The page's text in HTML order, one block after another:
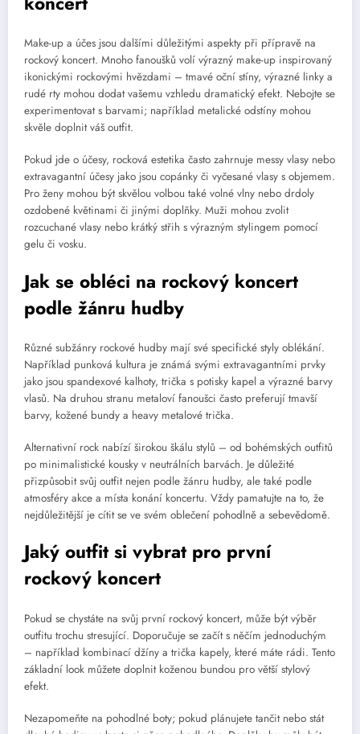
Make-up a účes jsou dalšími důležitými aspekty při přípravě na
rockový koncert. Mnoho fanoušků volí výrazný make-up inspirovaný
ikonickými rockovými hvězdami – tmavé oční stíny, výrazné linky a
rudé rty mohou dodat vašemu vzhledu dramatický efekt. Nebojte se
experimentovat s barvami; například metalické odstíny mohou
skvěle doplnit váš outfit.
Pokud jde o účesy, rocková estetika často zahrnuje messy vlasy nebo
extravagantní účesy jako jsou copánky či vyčesané vlasy s objemem.
Pro ženy mohou být skvělou volbou také volné vlny nebo drdoly
ozdobené květinami či jinými doplňky. Muži mohou zvolit
rozcuchané vlasy nebo krátký střih s výrazným stylingem pomocí
gelu či vosku.
Jak se obléci na rockový koncert
podle žánru hudby
Různé subžánry rockové hudby mají své specifické styly oblékání.
Například punková kultura je známá svými extravagantními prvky
jako jsou spandexové kalhoty, trička s potisky kapel a výrazné barvy
vlasů. Na druhou stranu metaloví fanoušci často preferují tmavší
barvy, kožené bundy a heavy metalové trička.
Alternativní rock nabízí širokou škálu stylů – od bohémských outfitů
po minimalistické kousky v neutrálních barvách. Je důležité
přizpůsobit svůj outfit nejen podle žánru hudby, ale také podle
atmosféry akce a místa konání koncertu. Vždy pamatujte na to, že
nejdůležitější je cítit se ve svém oblečení pohodlně a sebevědomě.
Jaký outfit si vybrat pro první
rockový koncert
Pokud se chystáte na svůj první rockový koncert, může být výběr
outfitu trochu stresující. Doporučuje se začít s něčím jednoduchým
– například kombinací džíny a trička kapely, které máte rádi. Tento
základní look můžete doplnit koženou bundou pro větší stylový
efekt.
Nezapomeňte na pohodlné boty; pokud plánujete tančit nebo stát